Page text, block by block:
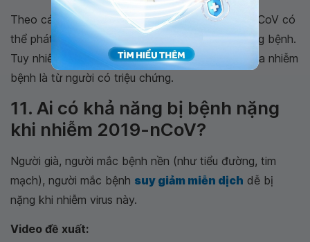
Theo các báo cáo gần đây, người nhiễm 2019-nCoV có
thể phát tán virus trước khi họ có các triệu chứng bệnh.
Tuy nhiên dữ liệu hiện tại cho thấy hầu hết các ca nhiễm
bệnh là từ người có triệu chứng.
11. Ai có khả năng bị bệnh nặng
khi nhiễm 2019-nCoV?
Người già, người mắc bệnh nền (như tiểu đường, tim
mạch), người mắc bệnh suy giảm miễn dịch dễ bị
nặng khi nhiễm virus này.
Video đề xuất: